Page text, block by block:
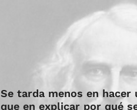
Se tarda menos en hacer
que en explicar por qué